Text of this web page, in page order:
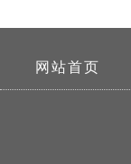
网站首页